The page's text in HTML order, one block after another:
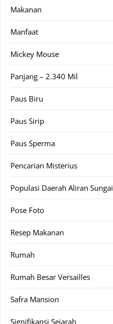
Makanan
Manfaat
Mickey Mouse
Panjang – 2.340 Mil
Paus Biru
Paus Sirip
Paus Sperma
Pencarian Misterius
Populasi Daerah Aliran Sungai
Pose Foto
Resep Makanan
Rumah
Rumah Besar Versailles
Safra Mansion
Signifikansi Sejarah